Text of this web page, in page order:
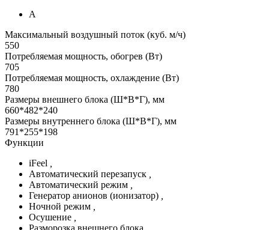
А
Максимальный воздушный поток (куб. м/ч)
550
Потребляемая мощность, обогрев (Вт)
705
Потребляемая мощность, охлаждение (Вт)
780
Размеры внешнего блока (Ш*В*Г), мм
660*482*240
Размеры внутреннего блока (Ш*В*Г), мм
791*255*198
Функции
iFeel
Автоматический перезапуск
Автоматический режим
Генератор анионов (ионизатор)
Ночной режим
Осушение